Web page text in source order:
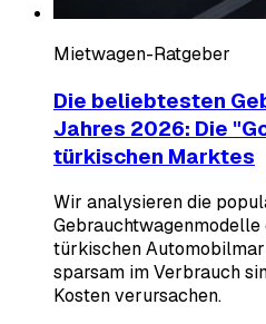
Mietwagen-Ratgeber
Die beliebtesten
Jahres 2026: Die
türkischen Marktes
Wir analysieren die
türkischen
sparsam im Verbrauch
Kosten verursachen.